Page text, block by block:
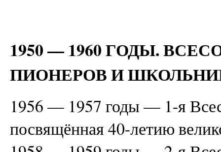
1950 — 1960 ГОДЫ.
ПИОНЕРОВ И
1956 — 1957 годы — 1-я
посвящённая 40-летию